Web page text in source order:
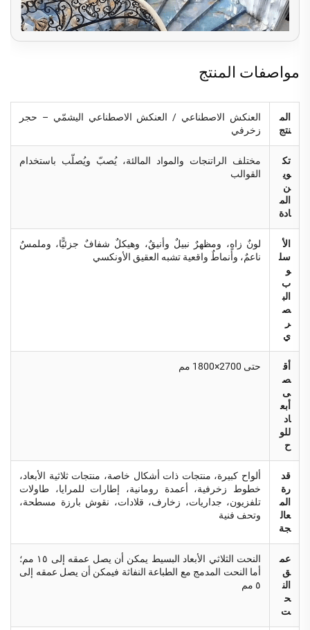
مواصفات المنتج
الم
نتج
العنكش الاصطناعي / العنكش الاصطناعي اليشمّي – حجر
زخرفي
تك
وي
ن
الم
ادة
مختلف الراتنجات والمواد المالئة، يُصبّ ويُصلّب باستخدام
القوالب
الأ
سل
و
ب
الب
ص
ر
ي
لونٌ زاهٍ، ومظهرٌ نبيلٌ وأنيقٌ، وهيكلٌ شفافٌ جزئيًّا، وملمسٌ
ناعمٌ، وأنماطٌ واقعية تشبه العقيق الأونكسي
أق
ص
ى
أبع
اد
للو
ح
حتى 2700×1800 مم
قد
رة
الم
عال
جة
ألواح كبيرة، منتجات ذات أشكال خاصة، منتجات ثلاثية الأبعاد،
خطوط زخرفية، أعمدة رومانية، إطارات للمرايا، طاولات
تلفزيون، جداريات، زخارف، قلادات، نقوش بارزة مسطحة،
وتحف فنية
عم
ق
الن
ح
ت
النحت الثلاثي الأبعاد البسيط يمكن أن يصل عمقه إلى ١٥ مم؛
أما النحت المدمج مع الطباعة النفاثة فيمكن أن يصل عمقه إلى
٥ مم